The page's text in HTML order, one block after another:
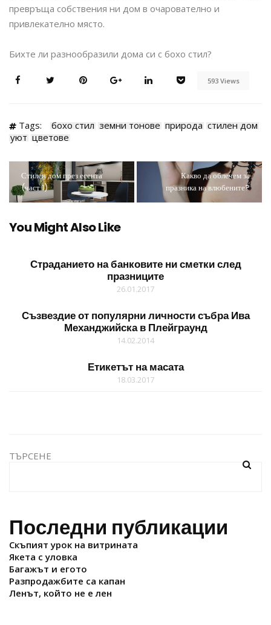
превръща собствения ни дом в очарователно и
привлекателно място.
Бихте ли разнообразили дома си с бохо стил?
593 Views
Tags: бохо стил земни тонове природа стилен дом
уют цветове
Стилен дом през есента
(част 1)
Какво да облечем за
празника на влюбените?
You Might Also Like
Страданието на банковите ни сметки след
празниците
26.01.2017
Съзвездие от популярни личности събра Ива
Механджийска в Плейграунд
14.02.2014
Етикетът на масата
18.03.2017
ТЪРСЕНЕ
Последни публикации
Скъпият урок на витрината
Якета с уловка
Багажът и егото
Разпродажбите са капан
Ленът, който не е лен